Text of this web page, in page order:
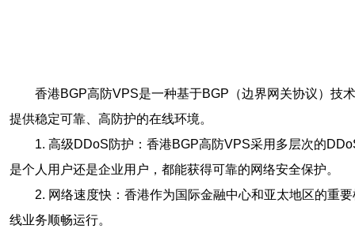
香港BGP高防VPS是一种基于BGP（边界网关协议）技
提供稳定可靠、高防护的在线环境。
1. 高级DDoS防护：香港BGP高防VPS采用多层次的
是个人用户还是企业用户，都能获得可靠的网络安全保护。
2. 网络速度快：香港作为国际金融中心和亚太地区的重
线业务顺畅运行。